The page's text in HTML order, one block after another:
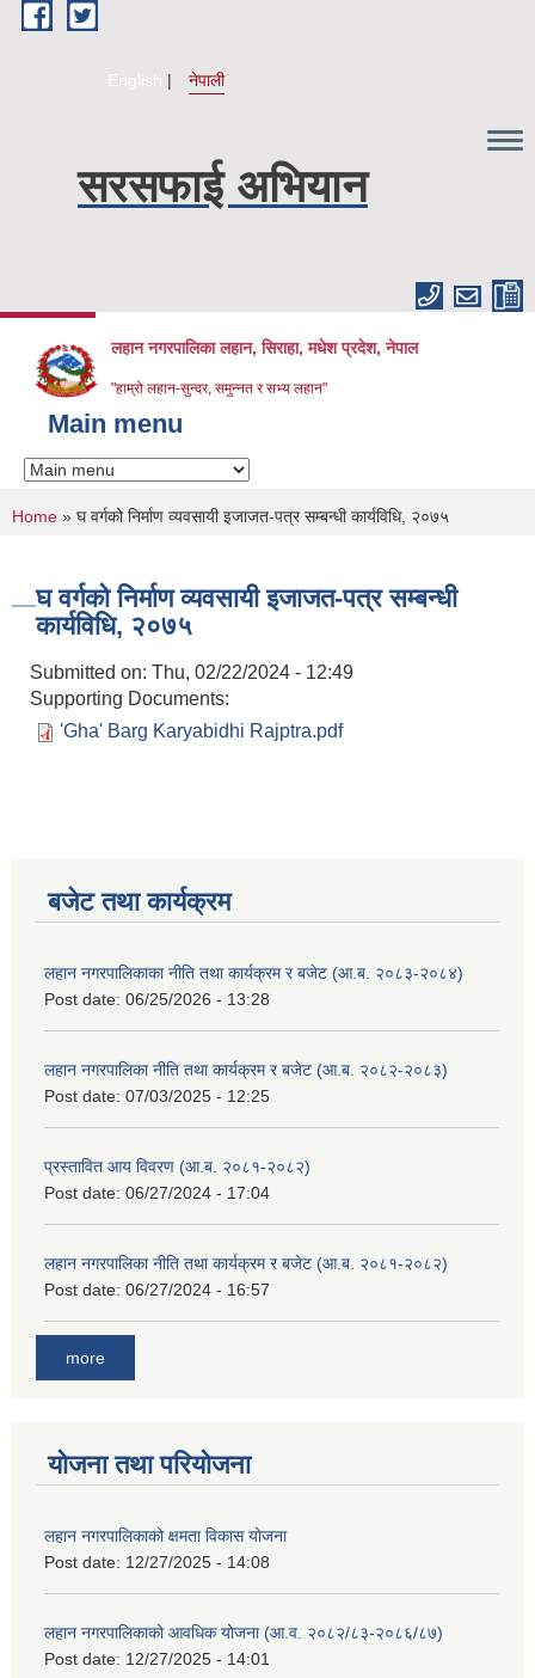
Skip to main content
English नेपाली
सरसफाई अभियान
लहान नगरपालिका लहान, सिराहा, मधेश प्रदेश, नेपाल
"हाम्रो लहान-सुन्दर, समुन्नत र सभ्य लहान"
Main menu
You are here
Home » घ वर्गको निर्माण व्यवसायी इजाजत-पत्र सम्बन्धी कार्यविधि, २०७५
घ वर्गको निर्माण व्यवसायी इजाजत-पत्र सम्बन्धी
कार्यविधि, २०७५
Submitted on: Thu, 02/22/2024 - 12:49
Supporting Documents:
'Gha' Barg Karyabidhi Rajptra.pdf
बजेट तथा कार्यक्रम
लहान नगरपालिकाका नीति तथा कार्यक्रम र बजेट (आ.ब. २०८३-२०८४)
Post date: 06/25/2026 - 13:28
लहान नगरपालिका नीति तथा कार्यक्रम र बजेट (आ.ब. २०८२-२०८३)
Post date: 07/03/2025 - 12:25
प्रस्तावित आय विवरण (आ.ब. २०८१-२०८२)
Post date: 06/27/2024 - 17:04
लहान नगरपालिका नीति तथा कार्यक्रम र बजेट (आ.ब. २०८१-२०८२)
Post date: 06/27/2024 - 16:57
more
योजना तथा परियोजना
लहान नगरपालिकाको क्षमता विकास योजना
Post date: 12/27/2025 - 14:08
लहान नगरपालिकाको आवधिक योजना (आ.व. २०८२/८३-२०८६/८७)
Post date: 12/27/2025 - 14:01